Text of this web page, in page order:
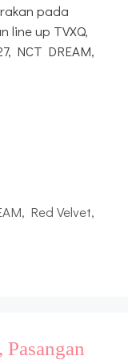
pada
line up TVXQ,
NCT DREAM,
, Red Velvet,